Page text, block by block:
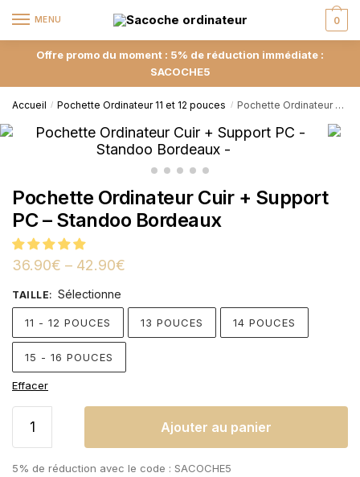
MENU 0
Offre promo du moment : 5% de réduction immédiate :
SACOCHE5
Accueil / Pochette Ordinateur 11 et 12 pouces / Pochette Ordinateur Cuir + Support PC – Standoo Bordeaux
Pochette Ordinateur Cuir + Support
PC – Standoo Bordeaux
36.90€ – 42.90€
TAILLE: Sélectionne
11 - 12 POUCES 13 POUCES 14 POUCES
15 - 16 POUCES
Effacer
Ajouter au panier
5% de réduction avec le code : SACOCHE5